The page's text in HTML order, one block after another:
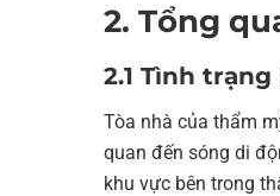
2. Tổng
2.1 Tình
Tòa nhà của thẩm
quan đến sóng di
khu vực bên trong